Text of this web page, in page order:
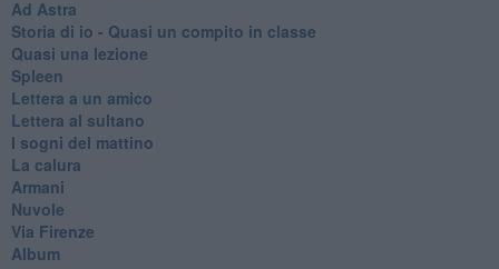
Ad Astra
Storia di io - Quasi un compito in classe
Quasi una lezione
Spleen
Lettera a un amico
Lettera al sultano
I sogni del mattino
La calura
Armani
Nuvole
Via Firenze
Album